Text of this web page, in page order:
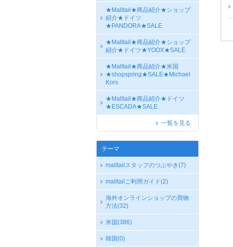
★Malltail★商品紹介★ショップ
紹介★ドイツ
★PANDORA★SALE
★Malltail★商品紹介★ショップ
紹介★ドイツ★YOOX★SALE
★Malltail★商品紹介★米国
★shopspring★SALE★Michael
Kors
★Malltail★商品紹介★ドイツ
★ESCADA★SALE
一覧を見る
テーマ
malltailスタッフのつぶやき(7)
malltailご利用ガイド(2)
海外オンラインショップの買物
方法(32)
米国(386)
韓国(0)